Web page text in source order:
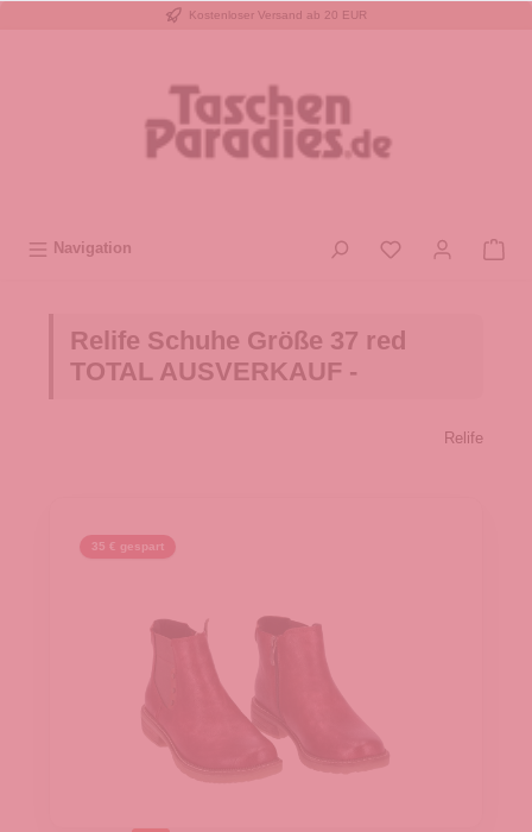
Kostenloser Versand ab 20 EUR
Navigation
Relife Schuhe Größe 37 red
TOTAL AUSVERKAUF -
Relife
35 € gespart